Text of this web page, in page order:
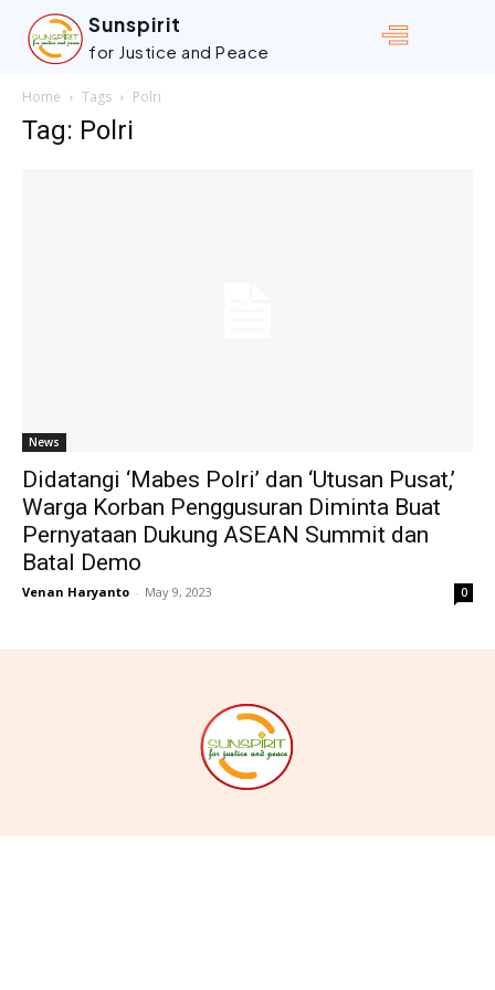
Sunspirit
for Justice and Peace
Home Tags Polri
Tag: Polri
News
Didatangi ‘Mabes Polri’ dan ‘Utusan Pusat,’
Warga Korban Penggusuran Diminta Buat
Pernyataan Dukung ASEAN Summit dan
Batal Demo
Venan Haryanto - May 9, 2023 0